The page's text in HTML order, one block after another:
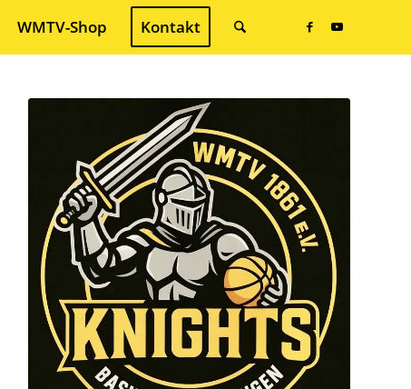
WMTV-Shop Kontakt